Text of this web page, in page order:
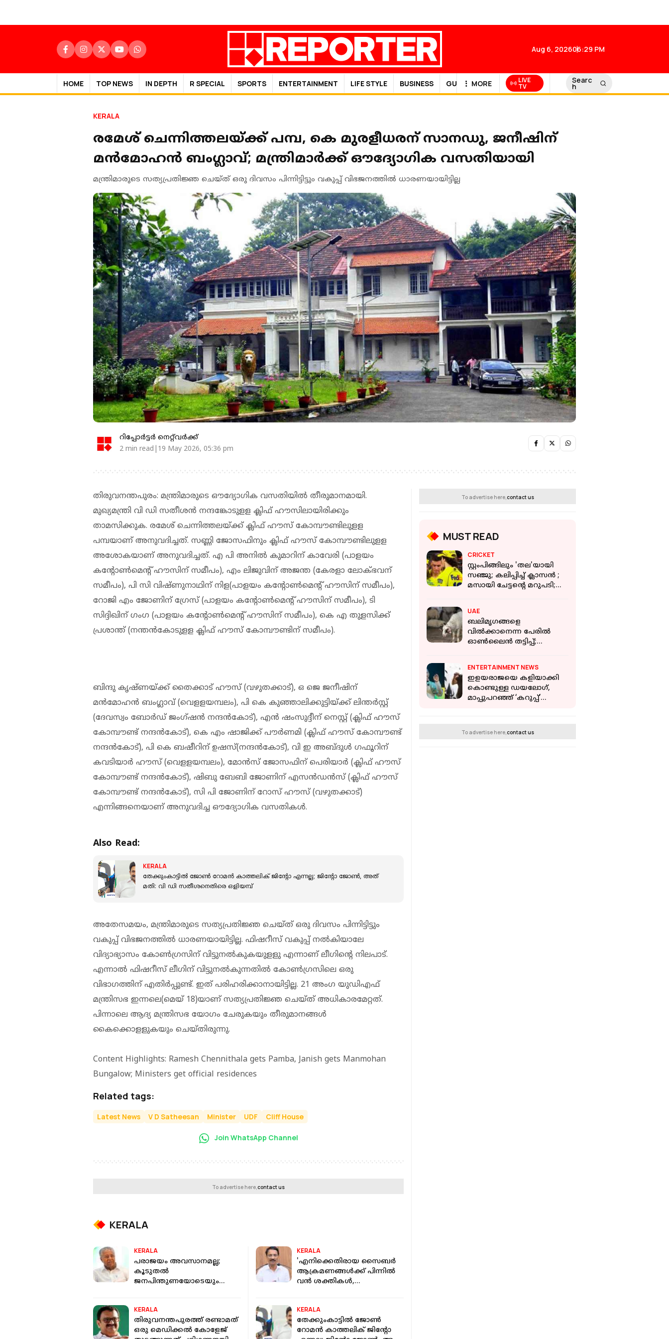
Aug 6, 202606:29 PM
HOME TOP NEWS IN DEPTH R SPECIAL SPORTS ENTERTAINMENT LIFE STYLE BUSINESS GULF NEWS
MORE LIVE
TV
Searc
h
KERALA
രമേശ് ചെന്നിത്തലയ്ക്ക് പമ്പ, കെ മുരളീധരന് സാനഡു, ജനീഷിന്
മൻമോഹൻ ബംഗ്ലാവ്; മന്ത്രിമാർക്ക് ഔദ്യോഗിക വസതിയായി
മന്ത്രിമാരുടെ സത്യപ്രതിജ്ഞ ചെയ്ത് ഒരു ദിവസം പിന്നിട്ടിട്ടും വകുപ്പ് വിഭജനത്തില്‍ ധാരണയായിട്ടില്ല
റിപ്പോർട്ടർ നെറ്റ്‌വര്‍ക്ക്‌
2 min read|19 May 2026, 05:36 pm
തിരുവനന്തപുരം: മന്ത്രിമാരുടെ ഔദ്യോഗിക വസതിയില്‍ തീരുമാനമായി.
മുഖ്യമന്ത്രി വി ഡി സതീശന്‍ നന്ദങ്കോടുളള ക്ലിഫ് ഹൗസിലായിരിക്കും
താമസിക്കുക. രമേശ് ചെന്നിത്തലയ്ക്ക് ക്ലിഫ് ഹൗസ് കോമ്പൗണ്ടിലുളള
പമ്പയാണ് അനുവദിച്ചത്. സണ്ണി ജോസഫിനും ക്ലിഫ് ഹൗസ് കോമ്പൗണ്ടിലുളള
അശോകയാണ് അനുവദിച്ചത്. എ പി അനില്‍ കുമാറിന് കാവേരി (പാളയം
കന്റോണ്‍മെന്റ് ഹൗസിന് സമീപം), എം ലിജുവിന് അജന്ത (കേരളാ ലോക്ഭവന്
സമീപം), പി സി വിഷ്ണുനാഥിന് നിള(പാളയം കന്റോണ്‍മെന്റ് ഹൗസിന് സമീപം),
റോജി എം ജോണിന് ഗ്രേസ് (പാളയം കന്റോണ്‍മെന്റ് ഹൗസിന് സമീപം), ടി
സിദ്ദിഖിന് ഗംഗ (പാളയം കന്റോണ്‍മെന്റ് ഹൗസിന് സമീപം), കെ എ തുളസിക്ക്
പ്രശാന്ത് (നന്തന്‍കോടുളള ക്ലിഫ് ഹൗസ് കോമ്പൗണ്ടിന് സമീപം).
ബിന്ദു കൃഷ്ണയ്ക്ക് തൈക്കാട് ഹൗസ് (വഴുതക്കാട്), ഒ ജെ ജനീഷിന്
മന്‍മോഹന്‍ ബംഗ്ലാവ് (വെളളയമ്പലം), പി കെ കുഞ്ഞാലിക്കുട്ടിയ്ക്ക് ലിന്തര്‍സ്റ്റ്
(ദേവസ്വം ബോര്‍ഡ് ജംഗ്ഷന്‍ നന്ദന്‍കോട്), എന്‍ ഷംസുദ്ദീന് നെസ്റ്റ് (ക്ലിഫ് ഹൗസ്
കോമ്പൗണ്ട് നന്ദന്‍കോട്), കെ എം ഷാജിക്ക് പൗര്‍ണമി (ക്ലിഫ് ഹൗസ് കോമ്പൗണ്ട്
നന്ദന്‍കോട്), പി കെ ബഷീറിന് ഉഷസ്(നന്ദന്‍കോട്), വി ഇ അബ്ദുള്‍ ഗഫൂറിന്
കവടിയാര്‍ ഹൗസ് (വെളളയമ്പലം), മോന്‍സ് ജോസഫിന് പെരിയാര്‍ (ക്ലിഫ് ഹൗസ്
കോമ്പൗണ്ട് നന്ദന്‍കോട്), ഷിബു ബേബി ജോണിന് എസന്‍ഡന്‍സ് (ക്ലിഫ് ഹൗസ്
കോമ്പൗണ്ട് നന്ദന്‍കോട്), സി പി ജോണിന് റോസ് ഹൗസ് (വഴുതക്കാട്)
എന്നിങ്ങനെയാണ് അനുവദിച്ച ഔദ്യോഗിക വസതികള്‍.
Also Read:
KERALA
തേക്കുംകാട്ടിൽ ജോൺ റോമൻ കാത്തലിക് ജിന്റോ എന്നല്ല; ജിന്റോ ജോൺ, അത്
മതി: വി ഡി സതീശനെതിരെ ഒളിയമ്പ്
അതേസമയം, മന്ത്രിമാരുടെ സത്യപ്രതിജ്ഞ ചെയ്ത് ഒരു ദിവസം പിന്നിട്ടിട്ടും
വകുപ്പ് വിഭജനത്തില്‍ ധാരണയായിട്ടില്ല. ഫിഷറീസ് വകുപ്പ് നല്‍കിയാലേ
വിദ്യാഭ്യാസം കോണ്‍ഗ്രസിന് വിട്ടുനല്‍കുകയുളളു എന്നാണ് ലീഗിന്റെ നിലപാട്.
എന്നാല്‍ ഫിഷറീസ് ലീഗിന് വിട്ടുനല്‍കുന്നതില്‍ കോണ്‍ഗ്രസിലെ ഒരു
വിഭാഗത്തിന് എതിര്‍പ്പുണ്ട്. ഇത് പരിഹരിക്കാനായിട്ടില്ല. 21 അംഗ യുഡിഎഫ്
മന്ത്രിസഭ ഇന്നലെ(മെയ് 18)യാണ് സത്യപ്രതിജ്ഞ ചെയ്ത് അധികാരമേറ്റത്.
പിന്നാലെ ആദ്യ മന്ത്രിസഭ യോഗം ചേരുകയും തീരുമാനങ്ങള്‍
കൈക്കൊളളുകയും ചെയ്തിരുന്നു.
Content Highlights: Ramesh Chennithala gets Pamba, Janish gets Manmohan
Bungalow; Ministers get official residences
Related tags:
Latest News V D Satheesan Minister UDF Cliff House
Join WhatsApp Channel
To advertise here,contact us
KERALA
KERALA
പരാജയം അവസാനമല്ല;
കൂടുതല്‍
ജനപിന്തുണയോടെയും
വിജയന്‍
KERALA
'എനിക്കെതിരായ സൈബർ
ആക്രമണങ്ങൾക്ക് പിന്നിൽ
വൻ ശക്തികൾ,
പഴകുളം മധു
KERALA
തിരുവനന്തപുരത്ത് രണ്ടാമത്
ഒരു മെഡിക്കല്‍ കോളേജ്
KERALA
തേക്കുംകാട്ടിൽ ജോൺ
റോമൻ കാത്തലിക് ജിന്റോ
To advertise here, contact us
MUST READ
CRICKET
സ്റ്റംപിങ്ങിലും 'തല'യായി
സഞ്ജു; കലിപ്പിച്ച് ക്ലാസൻ ;
മസായി ചേട്ടന്റെ മറുപടി;
UAE
ബലിമൃ​ഗങ്ങളെ
വില്‍ക്കാനെന്ന പേരില്‍
ഓണ്‍ലൈൻ തട്ടിപ്പ്;
ENTERTAINMENT NEWS
ഇളയരാജയെ കളിയാക്കി
കൊണ്ടുള്ള ഡയലോഗ്,
മാപ്പുപറഞ്ഞ് ‘കറുപ്പ്’
To advertise here, contact us